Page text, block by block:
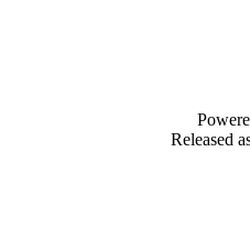
Released